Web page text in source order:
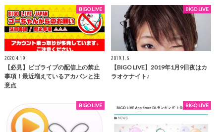
BIGO LIVE
2020.4.19
【必見】ビゴライブの配信上の禁止
事項！最近増えているアカバンと注
意点
BIGO LIVE
2019.1.6
【BIGO LIVE】2019年1月9日夜はカ
ラオケナイト♪
BIGO LIVE BIGO LIVE